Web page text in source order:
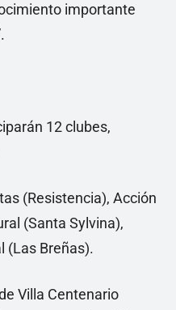
importante
12 clubes,
(Resistencia), Acción
(Santa Sylvina),
(Las Breñas).
Villa Centenario